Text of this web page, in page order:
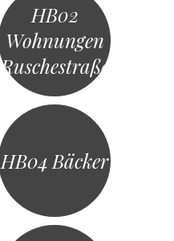
HB02
Wohnungen
Ruschestraße
HB04 Bäcker